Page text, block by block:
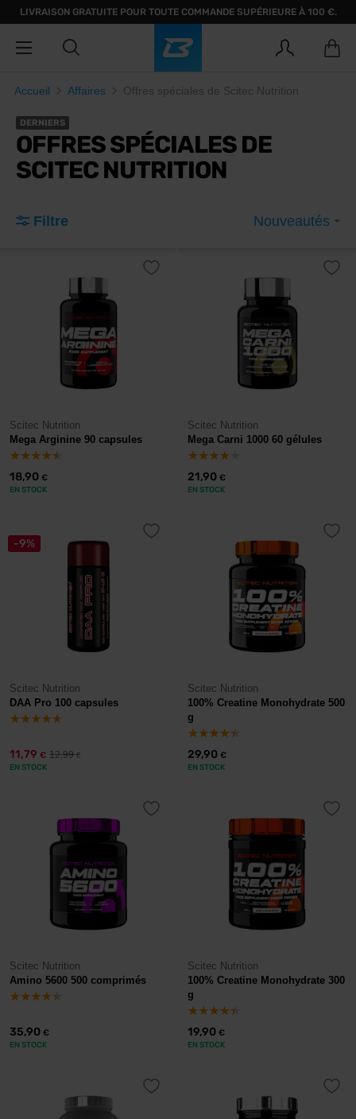
LIVRAISON GRATUITE POUR TOUTE COMMANDE SUPÉRIEURE À 100 €.
Accueil Affaires Offres spéciales de Scitec Nutrition
DERNIERS
OFFRES SPÉCIALES DE
SCITEC NUTRITION
Filtre Nouveautés
Scitec Nutrition
Mega Arginine 90 capsules
18,90 €
EN STOCK
Scitec Nutrition
Mega Carni 1000 60 gélules
21,90 €
EN STOCK
-9%
Scitec Nutrition
DAA Pro 100 capsules
11,79 € 12,99€
EN STOCK
Scitec Nutrition
100% Creatine Monohydrate 500
g
29,90 €
EN STOCK
Scitec Nutrition
Amino 5600 500 comprimés
35,90 €
EN STOCK
Scitec Nutrition
100% Creatine Monohydrate 300
g
19,90 €
EN STOCK